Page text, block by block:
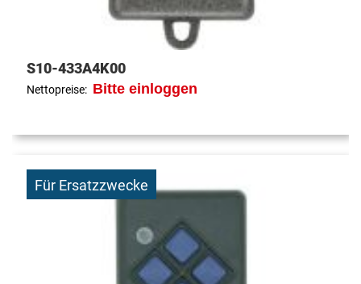
S10-433A4K00
Nettopreise: Bitte einloggen
Für Ersatzzwecke